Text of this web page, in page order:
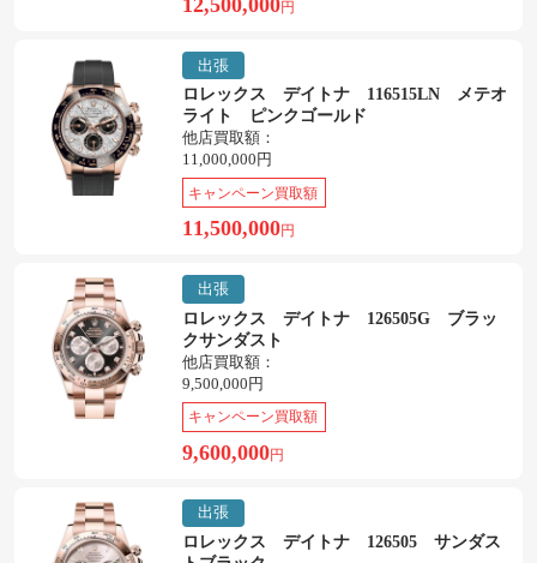
円
出張
ロレックス デイトナ 116515LN メテオ
ライト ピンクゴールド
他店買取額：
11,000,000円
キャンペーン買取額
11,500,000円
出張
ロレックス デイトナ 126505G ブラッ
クサンダスト
他店買取額：
9,500,000円
キャンペーン買取額
9,600,000円
出張
ロレックス デイトナ 126505 サンダス